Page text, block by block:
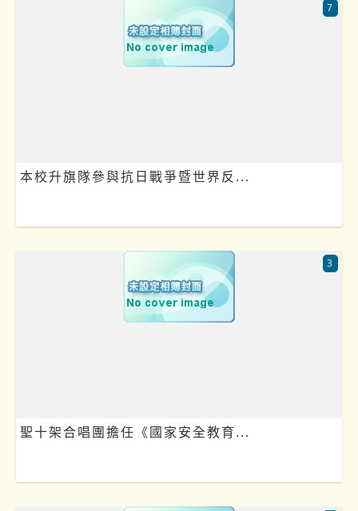
本校升旗隊參與抗日戰爭暨世界反...
7
聖十架合唱團擔任《國家安全教育...
3